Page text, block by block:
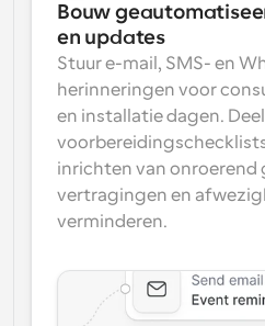
Bouw
en updates
Stuur e-mail, SMS- en
herinneringen voor
en installatie dagen. Deel
inrichten van onroerend
vertragingen en
verminderen.